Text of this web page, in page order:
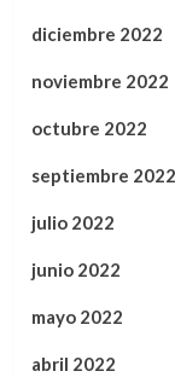
diciembre 2022
noviembre 2022
octubre 2022
septiembre 2022
julio 2022
junio 2022
mayo 2022
abril 2022